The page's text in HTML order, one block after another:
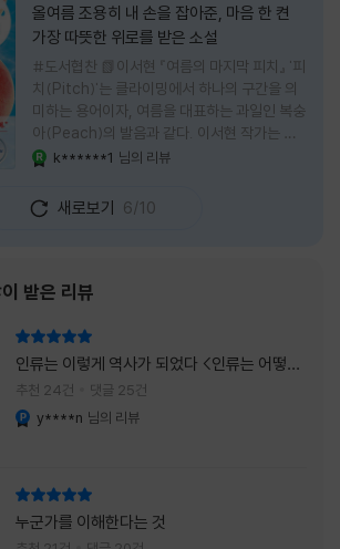
올여름 조용히 내 손을 잡아준, 마음 한 켠
가장 따뜻한 위로를 받은 소설
#도서협찬 📗이서현 『여름의 마지막 피치』 '피
치(Pitch)'는 클라이밍에서 하나의 구간을 의
미하는 용어이자, 여름을 대표하는 과일인 복숭
아(Peach)의 발음과 같다. 이서현 작가는 이
중의적인 제목 안에 소설이 전하고 싶은 메시지
럼 가장 달콤하고 찬란한 계절인 여름. 하지만
그 여름도 끝이 있다. 그리고 클라이밍의 피치
피치』는 끝나가는 여름의 아쉬움과 새로운 계
의미하는 제목이었다. 소설은 각자의 '여름'을
잃어버린 다섯 인물들의 이야기를 담고 있다.
👧연인에게 이별을 통보받고 외모를 향한 악성
댓글로 인해 카메라 앞에 설 수 없게 된 요리 유
튜버
k******1 님의 리뷰
새로보기 6/10
받은 리뷰
인류는 이렇게 역사가 되었다 <인류는 어떻게
역사가 되었나>
추천 24건 댓글 25건
y****n 님의 리뷰
누군가를 이해한다는 것